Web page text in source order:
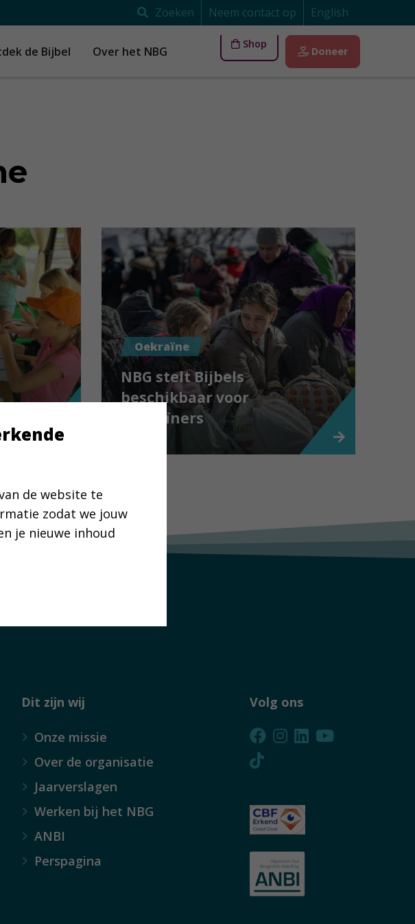
Zoeken Neem contact op English
de Bijbel Over het NBG
Shop
Doneer
Oekraïne
NBG stelt Bijbels
beschikbaar voor
Oekraïners
Dit zijn wij
Onze missie
Over de organisatie
Jaarverslagen
Werken bij het NBG
ANBI
Perspagina
Volg ons
de website te
zodat we jouw
je nieuwe inhoud